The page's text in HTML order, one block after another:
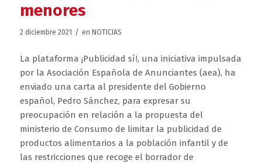
menores
2 diciembre 2021 / en NOTICIAS
La plataforma ¡Publicidad sí!, una iniciativa impulsada
por la Asociación Española de Anunciantes (aea), ha
enviado una carta al presidente del Gobierno
español, Pedro Sánchez, para expresar su
preocupación en relación a la propuesta del
ministerio de Consumo de limitar la publicidad de
productos alimentarios a la población infantil y de
las restricciones que recoge el borrador de